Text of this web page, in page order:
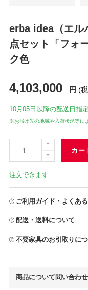
erba idea（エル
点セット「フォ
ク色
4,103,000 円 (
10月05日 以降の配送日指
※お届け先の地域や入荷状況等に
カー
注文できます
ご利用ガイド・よくあ
配送・送料について
不要家具のお引取りに
商品について問い合わ